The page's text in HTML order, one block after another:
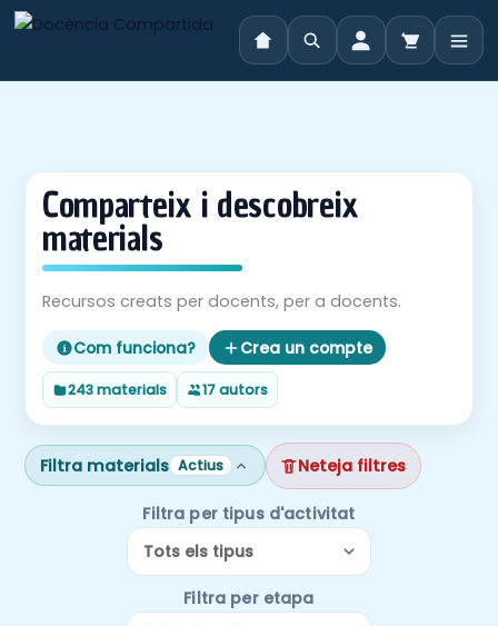
Comparteix i descobreix
materials
Recursos creats per docents, per a docents.
Com funciona? Crea un compte
243 materials 17 autors
Filtra materials Actius Neteja filtres
Filtra per tipus d'activitat
Filtra per etapa